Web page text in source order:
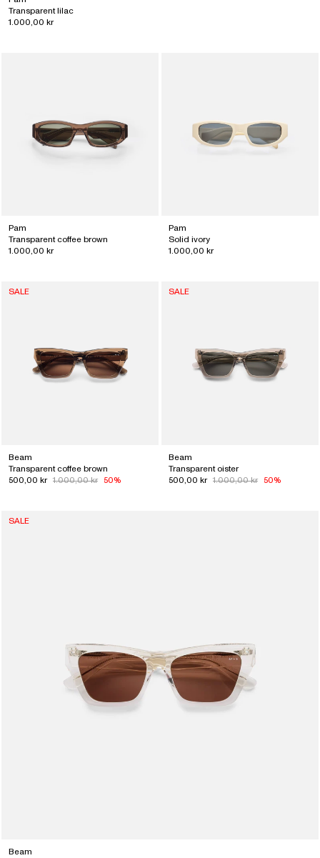
Transparent lilac
1.000,00 kr
Pam
Transparent coffee brown
1.000,00 kr
Pam
Solid ivory
1.000,00 kr
SALE
Beam
Transparent coffee brown
500,00 kr
1.000,00 kr 50%
SALE
Beam
Transparent oister
500,00 kr
1.000,00 kr 50%
SALE
Beam